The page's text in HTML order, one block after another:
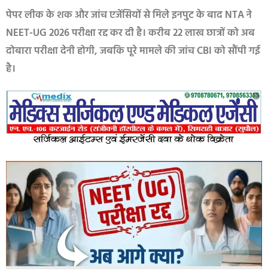
पेपर लीक के शक और जांच एजेंसियों से मिले इनपुट के बाद NTA ने
NEET-UG 2026 परीक्षा रद्द कर दी है। करीब 22 लाख छात्रों को अब
दोबारा परीक्षा देनी होगी, जबकि पूरे मामले की जांच CBI को सौंपी गई
है।